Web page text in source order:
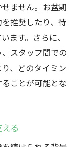
ません。お盆期
推奨したり、待
ます。さらに、
スタッフ間での
、どのタイミン
ことが可能とな
る